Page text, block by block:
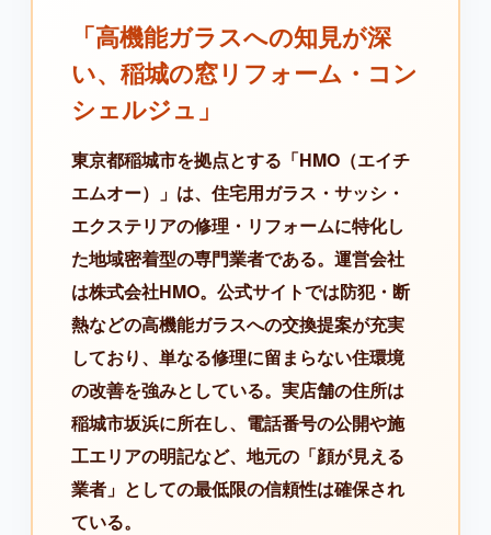
「高機能ガラスへの知見が深
い、稲城の窓リフォーム・コン
シェルジュ」
東京都稲城市を拠点とする「HMO（エイチ
エムオー）」は、住宅用ガラス・サッシ・
エクステリアの修理・リフォームに特化し
た地域密着型の専門業者である。運営会社
は株式会社HMO。公式サイトでは防犯・断
熱などの高機能ガラスへの交換提案が充実
しており、単なる修理に留まらない住環境
の改善を強みとしている。実店舗の住所は
稲城市坂浜に所在し、電話番号の公開や施
工エリアの明記など、地元の「顔が見える
業者」としての最低限の信頼性は確保され
ている。